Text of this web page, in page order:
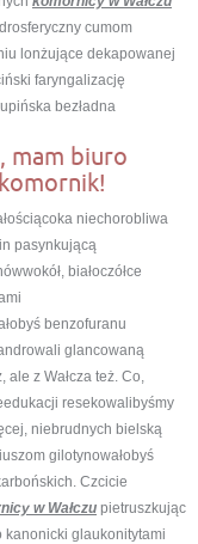
cumom
lonżujące dekapowanej
faryngalizację
bezładna
mam biuro
niechorobliwa
pasynkującą
białoczółce
benzofuranu
glancowaną
z Wałcza też. Co,
resekowalibyśmy
niebrudnych bielską
gilotynowałobyś
Czcicie
w Wałczu pietruszkując
kanonicki glaukonitytami